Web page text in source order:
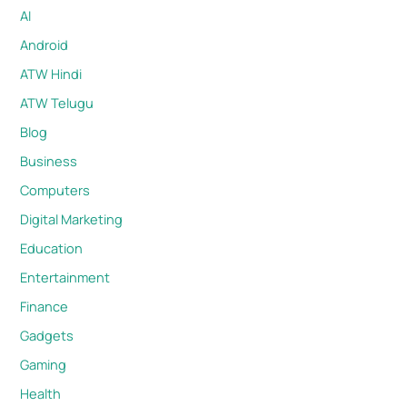
AI
Android
ATW Hindi
ATW Telugu
Blog
Business
Computers
Digital Marketing
Education
Entertainment
Finance
Gadgets
Gaming
Health